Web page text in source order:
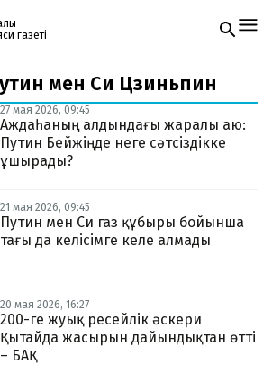
газеті
ай сайын электронды
Жаңа нөмір
жіберіледі. Тек email
мен Си Цзиньпин
27 мая 2026, 09:45
Аждаһаның алдындағы жаралы аю:
Путин Бейжіңде неге сәтсіздікке
ұшырады?
21 мая 2026, 09:45
Путин мен Си газ құбыры бойынша
тағы да келісімге келе алмады
20 мая 2026, 16:27
200-ге жуық ресейлік әскери
Қытайда жасырын дайындықтан өтті
– БАҚ